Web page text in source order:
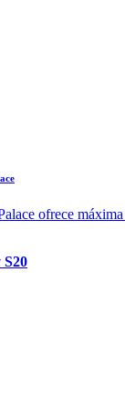
ofrece
S20